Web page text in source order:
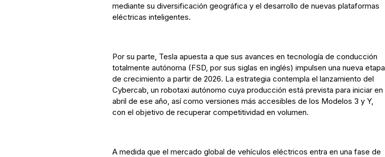
mediante su diversificación geográfica y el desarrollo de nuevas plataformas
eléctricas inteligentes.
Por su parte, Tesla apuesta a que sus avances en tecnología de conducción
totalmente autónoma (FSD, por sus siglas en inglés) impulsen una nueva etapa
de crecimiento a partir de 2026. La estrategia contempla el lanzamiento del
Cybercab, un robotaxi autónomo cuya producción está prevista para iniciar en
abril de ese año, así como versiones más accesibles de los Modelos 3 y Y,
con el objetivo de recuperar competitividad en volumen.
A medida que el mercado global de vehículos eléctricos entra en una fase de